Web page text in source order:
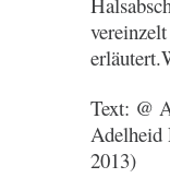
Text: @
2013)